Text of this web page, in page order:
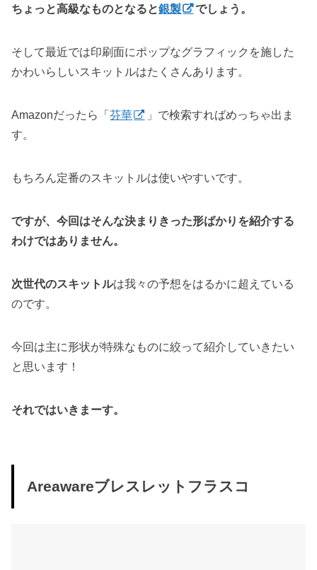
ちょっと高級なものとなると銀製 でしょう。
そして最近では印刷面にポップなグラフィックを施した
かわいらしいスキットルはたくさんあります。
Amazonだったら「芬華
」で検索すればめっちゃ出ま
す。
もちろん定番のスキットルは使いやすいです。
ですが、今回はそんな決まりきった形ばかりを紹介する
わけではありません。
次世代のスキットルは我々の予想をはるかに超えている
のです。
今回は主に形状が特殊なものに絞って紹介していきたい
と思います！
それではいきまーす。
Areawareブレスレットフラスコ